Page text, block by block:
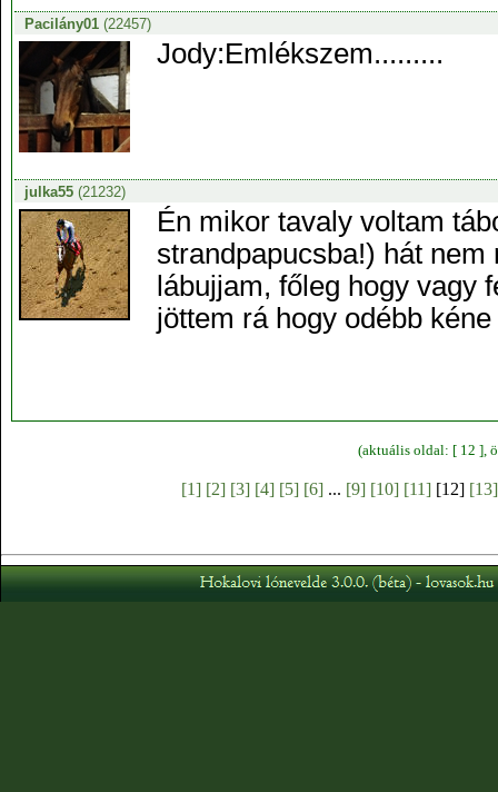
Pacilány01(22457)
Jody:Emlékszem.........
julka55(21232)
Én mikor tavaly voltam
strandpapucsba!) hát
lábujjam, főleg hogy vagy
jöttem rá hogy odébb
(aktuális oldal: [ 12 ],
[1] [2] [3] [4] [5] [6]... [9] [10] [11][12] [13]